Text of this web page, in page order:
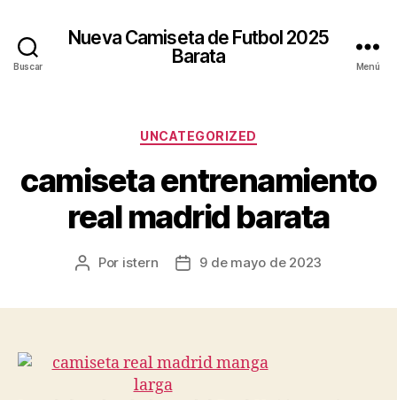
Buscar
Nueva Camiseta de Futbol 2025
Barata
Menú
Categorías
UNCATEGORIZED
camiseta entrenamiento
real madrid barata
Autor
Por istern
Fecha9 de mayo de 2023